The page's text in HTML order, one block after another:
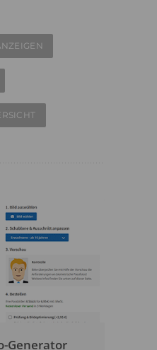
Generator